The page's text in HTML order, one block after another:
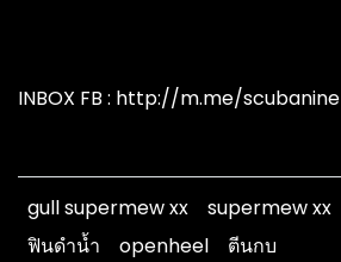
INBOX FB : http://m.me/scubanine
gull supermew xx supermew xx
ฟินดำน้ำ
openheel ตีนกบ